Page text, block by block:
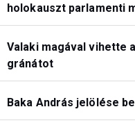
holokauszt parlamenti
Valaki magával vihette
gránátot
Baka András jelölése